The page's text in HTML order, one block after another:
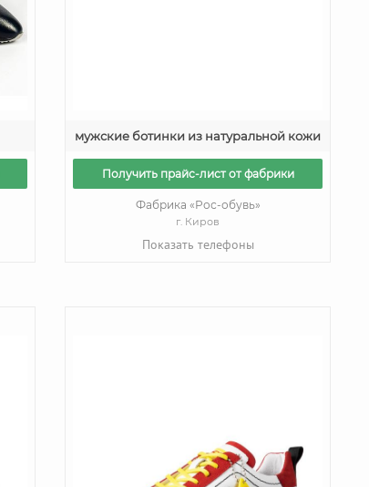
мужские ботинки из натуральной кожи
Получить прайс-лист от фабрики
Фабрика «Рос-обувь»
г. Киров
Показать телефоны